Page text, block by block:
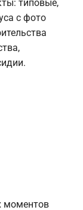
типовые,
с фото
моментов